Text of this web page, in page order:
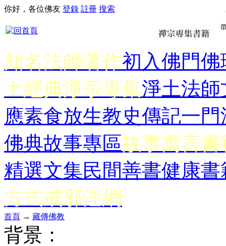
你好，各位佛友 登錄 註冊 搜索
知名法師著作初入佛門佛
土經典淨宗專集淨土法師
應素食放生教史傳記一門
佛典故事專區故事寓言書
精選文集民間善書健康書
方式戒邪淫網
首頁 → 藏傳佛教
背景：